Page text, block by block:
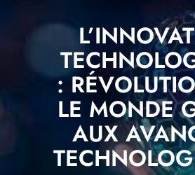
:
LE MONDE
AUX